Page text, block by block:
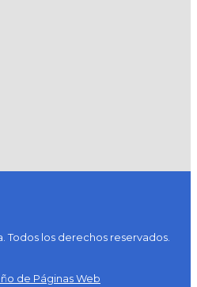
Todos los derechos reservados.
de Páginas Web